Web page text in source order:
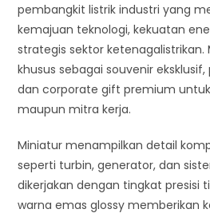
pembangkit listrik industri yang
kemajuan teknologi, kekuatan
strategis sektor ketenagalistrikan.
khusus sebagai souvenir
dan corporate gift premium
maupun mitra kerja.
Miniatur menampilkan detail
seperti turbin, generator, dan
dikerjakan dengan tingkat presisi
warna emas glossy memberikan